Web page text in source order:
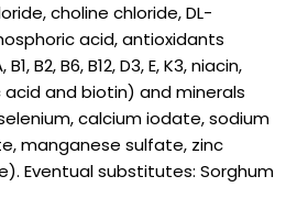
choline chloride, DL-
acid, antioxidants
B2, B6, B12, D3, E, K3, niacin,
and biotin) and minerals
calcium iodate, sodium
manganese sulfate, zinc
Eventual substitutes: Sorghum